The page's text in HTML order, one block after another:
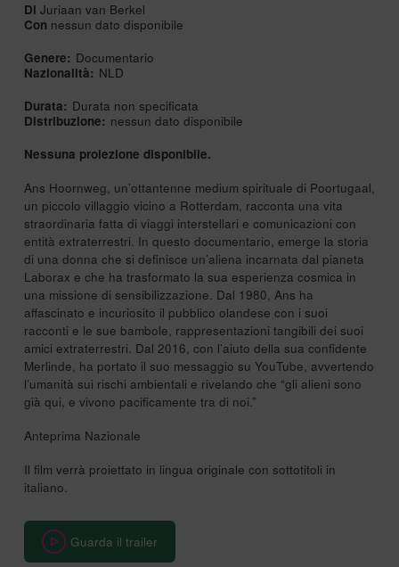
Di Juriaan van Berkel
Con nessun dato disponibile
Genere: Documentario
Nazionalità: NLD
Durata: Durata non specificata
Distribuzione: nessun dato disponibile
Nessuna proiezione disponibile.
Ans Hoornweg, un’ottantenne medium spirituale di Poortugaal,
un piccolo villaggio vicino a Rotterdam, racconta una vita
straordinaria fatta di viaggi interstellari e comunicazioni con
entità extraterrestri. In questo documentario, emerge la storia
di una donna che si definisce un’aliena incarnata dal pianeta
Laborax e che ha trasformato la sua esperienza cosmica in
una missione di sensibilizzazione. Dal 1980, Ans ha
affascinato e incuriosito il pubblico olandese con i suoi
racconti e le sue bambole, rappresentazioni tangibili dei suoi
amici extraterrestri. Dal 2016, con l’aiuto della sua confidente
Merlinde, ha portato il suo messaggio su YouTube, avvertendo
l’umanità sui rischi ambientali e rivelando che “gli alieni sono
già qui, e vivono pacificamente tra di noi.”
Anteprima Nazionale
Il film verrà proiettato in lingua originale con sottotitoli in
italiano.
Guarda il trailer